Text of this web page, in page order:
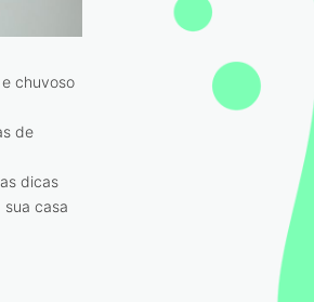
chuvoso
de
dicas
casa